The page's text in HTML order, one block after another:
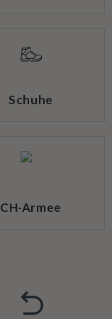
Schuhe
CH-Armee